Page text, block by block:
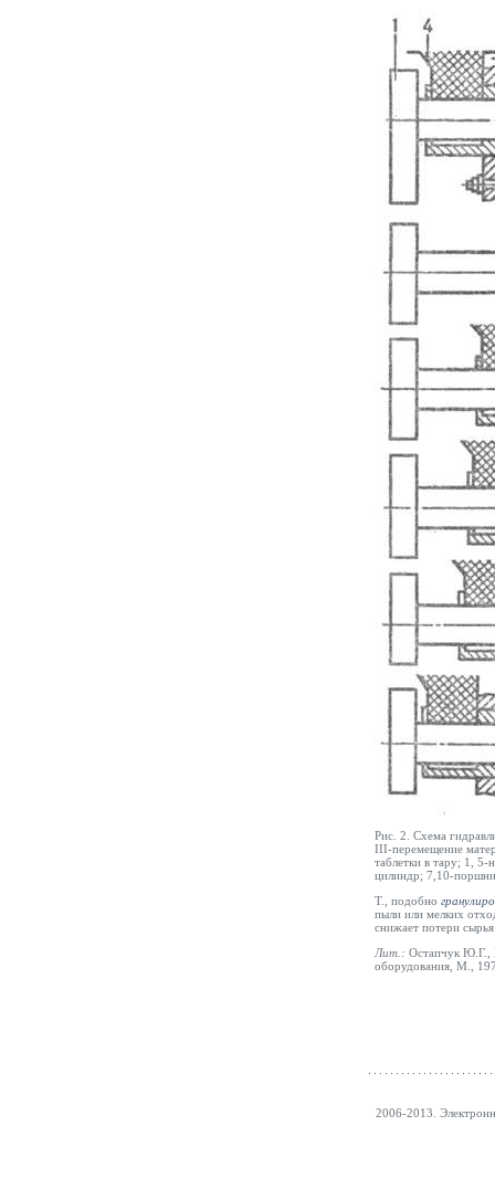
Рис. 2. Схема
III-перемещение
таблетки в тару; 1,
цилиндр; 7,10-
Т., подобно
пыли или мелких
снижает потери
Лит.: Остапчук Ю.Г.,
оборудования, М.,
2006-2013.